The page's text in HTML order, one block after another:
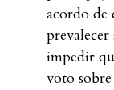
acordo de
impedir
voto sobre